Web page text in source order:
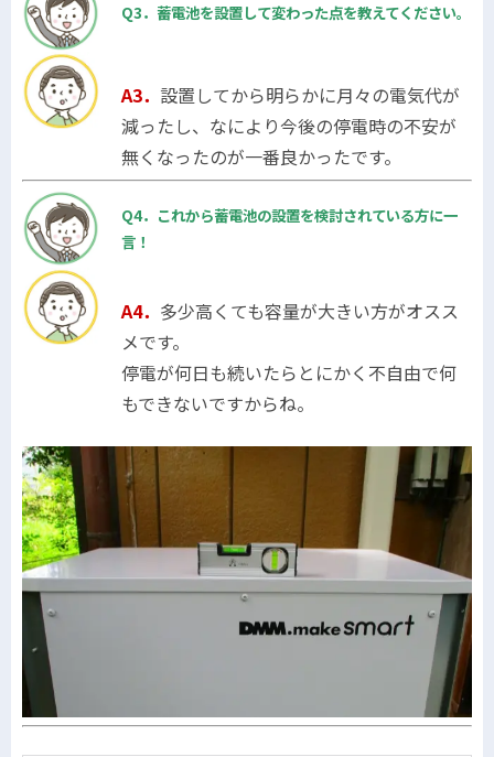
Q3．蓄電池を設置して変わった点を教えてください。
A3． 設置してから明らかに月々の電気代が
減ったし、なにより今後の停電時の不安が
無くなったのが一番良かったです。
Q4．これから蓄電池の設置を検討されている方に一
言！
A4． 多少高くても容量が大きい方がオスス
メです。
停電が何日も続いたらとにかく不自由で何
もできないですからね。